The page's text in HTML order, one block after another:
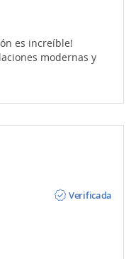
es increíble!
modernas y
Verificada